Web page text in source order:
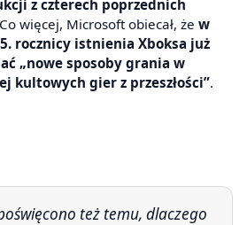
z czterech poprzednich
więcej, Microsoft obiecał, że w
rocznicy istnienia Xboksa już
„nowe sposoby grania w
kultowych gier z przeszłości”.